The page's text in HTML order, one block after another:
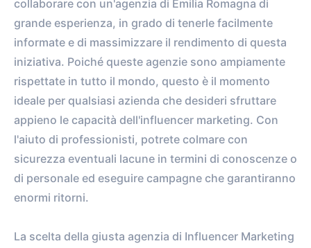
collaborare con un'agenzia di Emilia Romagna di
grande esperienza, in grado di tenerle facilmente
informate e di massimizzare il rendimento di questa
iniziativa. Poiché queste agenzie sono ampiamente
rispettate in tutto il mondo, questo è il momento
ideale per qualsiasi azienda che desideri sfruttare
appieno le capacità dell'influencer marketing. Con
l'aiuto di professionisti, potrete colmare con
sicurezza eventuali lacune in termini di conoscenze o
di personale ed eseguire campagne che garantiranno
enormi ritorni.
La scelta della giusta agenzia di Influencer Marketing